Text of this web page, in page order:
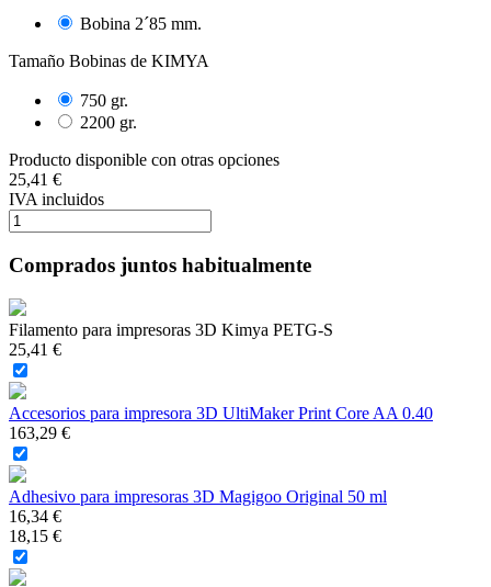
Bobina 2´85 mm.
Tamaño Bobinas de KIMYA
750 gr.
2200 gr.
Producto disponible con otras opciones
25,41 €
IVA incluidos
Comprados juntos habitualmente
Filamento para impresoras 3D Kimya PETG-S
25,41 €
Accesorios para impresora 3D UltiMaker Print Core AA 0.40
163,29 €
Adhesivo para impresoras 3D Magigoo Original 50 ml
16,34 €
18,15 €